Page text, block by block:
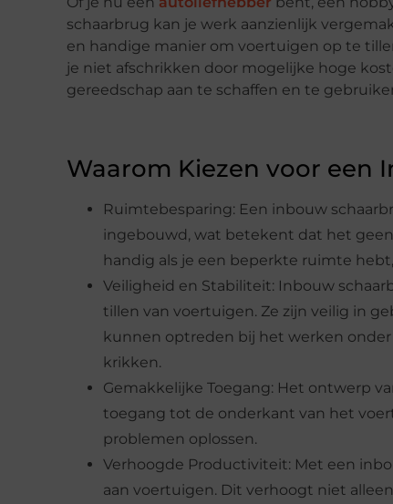
schaarbrug kan je werk aanzienlijk
en handige manier om voertuigen op te
je niet afschrikken door mogelijke hoge
gereedschap aan te schaffen en te
Waarom Kiezen voor een
Ruimtebesparing: Een inbouw
ingebouwd, wat betekent dat het
handig als je een beperkte ruimte
Veiligheid en Stabiliteit: Inbouw
tillen van voertuigen. Ze zijn veilig in
kunnen optreden bij het werken
krikken.
Gemakkelijke Toegang: Het ontwerp
toegang tot de onderkant van het
problemen oplossen.
Verhoogde Productiviteit: Met een
aan voertuigen. Dit verhoogt niet